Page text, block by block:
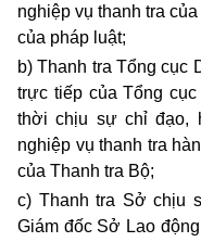
nghiệp vụ thanh tra
của pháp luật;
b) Thanh tra Tổng cục
trực tiếp của Tổng
thời chịu sự chỉ đạo,
nghiệp vụ thanh tra
của Thanh tra Bộ;
c) Thanh tra Sở chịu
Giám đốc Sở Lao